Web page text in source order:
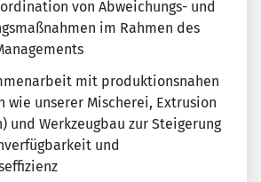
von Abweichungs- und
im Rahmen des
mit produktionsnahen
wie unserer Mischerei, Extrusion
und Werkzeugbau zur Steigerung
und